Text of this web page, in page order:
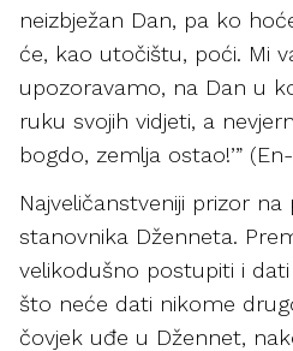
neizbježan Dan, pa ko
će, kao utočištu, poći. Mi
upozoravamo, na Dan u
ruku svojih vidjeti, a
bogdo, zemlja ostao!’”
Najveličanstveniji prizor
stanovnika Dženneta.
velikodušno postupiti i
što neće dati nikome
čovjek uđe u Džennet,